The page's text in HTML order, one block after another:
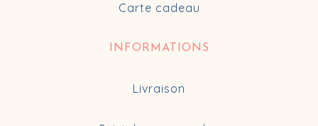
Carte cadeau
INFORMATIONS
Livraison